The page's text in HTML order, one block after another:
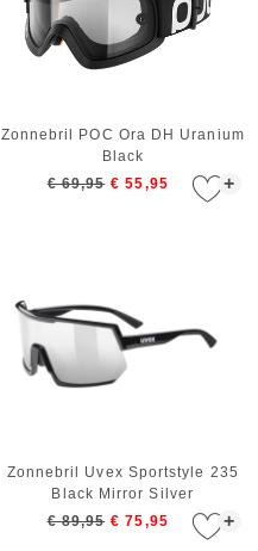
+
Zonnebril POC Ora DH Uranium
Black
€ 69,95 € 55,95
+
Zonnebril Uvex Sportstyle 235
Black Mirror Silver
€ 89,95 € 75,95